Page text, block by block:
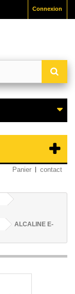
Connexion
Panier contact
ALCALINE E-